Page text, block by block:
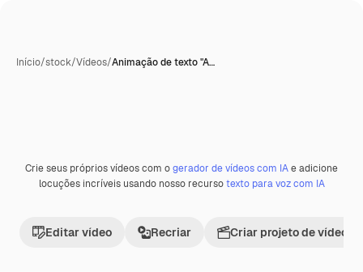
Início/stock/Vídeos/Animação de texto "A…
PremiumGerada com IA
Crie seus próprios vídeos com ogerador de vídeos com IAe adicione
locuções incríveis usando nosso recursotexto para voz com IA
Editar vídeo Recriar Criar projeto de vídeo